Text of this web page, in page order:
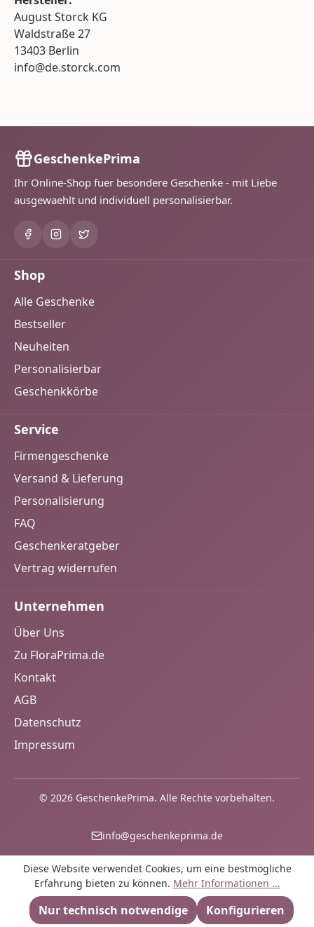
August Storck KG
Waldstraße 27
13403 Berlin
info@de.storck.com
GeschenkePrima
Ihr Online-Shop fuer besondere Geschenke - mit Liebe
ausgewaehlt und individuell personalisierbar.
Shop
Alle Geschenke
Bestseller
Neuheiten
Personalisierbar
Geschenkkörbe
Service
Firmengeschenke
Versand & Lieferung
Personalisierung
FAQ
Geschenkeratgeber
Vertrag widerrufen
Unternehmen
Über Uns
Zu FloraPrima.de
Kontakt
AGB
Datenschutz
Impressum
© 2026 GeschenkePrima. Alle Rechte vorbehalten.
info@geschenkeprima.de
Diese Website verwendet Cookies, um eine bestmögliche
Erfahrung bieten zu können. Mehr Informationen ...
Nur technisch notwendige Konfigurieren